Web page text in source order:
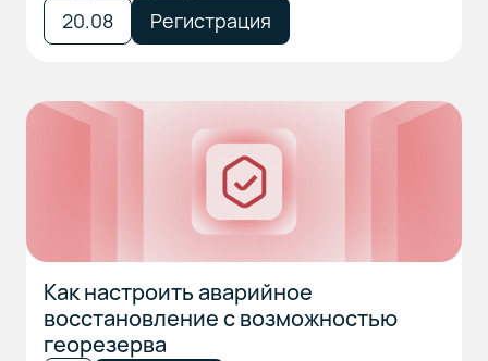
20.08 Регистрация
Как настроить аварийное
восстановление с возможностью
георезерва